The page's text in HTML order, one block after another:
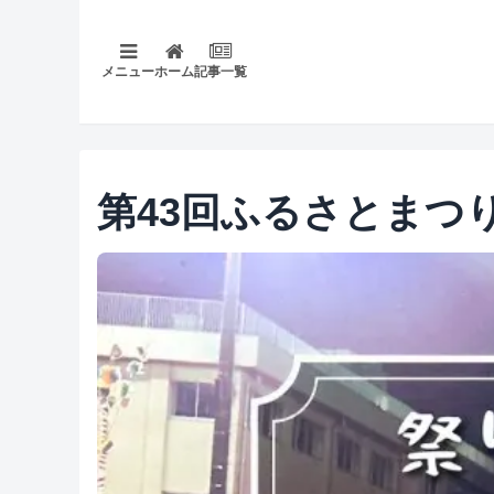
メニューホーム記事一覧
第43回ふるさとまつ